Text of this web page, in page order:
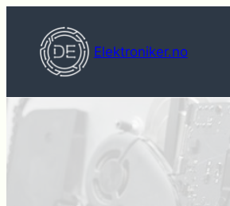
innhold
Elektroniker.no